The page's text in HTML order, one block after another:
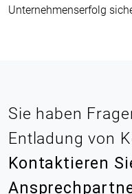
Unternehmenserfolg
Sie haben
Entladung von
Kontaktieren